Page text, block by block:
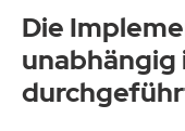
Die
unabhängig